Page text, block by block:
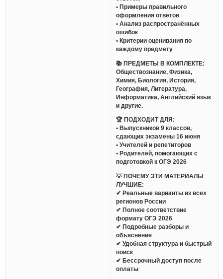
• Примеры правильного
оформления ответов
• Анализ распространённых
ошибок
• Критерии оценивания по
каждому предмету
📚 ПРЕДМЕТЫ В КОМПЛЕКТЕ:
Обществознание, Физика,
Химия, Биология, История,
География, Литература,
Информатика, Английский язык
и другие.
🏆 ПОДХОДИТ ДЛЯ:
• Выпускников 9 классов,
сдающих экзамены 16 июня
• Учителей и репетиторов
• Родителей, помогающих с
подготовкой к ОГЭ 2026
💡 ПОЧЕМУ ЭТИ МАТЕРИАЛЫ
ЛУЧШИЕ:
✔ Реальные варианты из всех
регионов России
✔ Полное соответствие
формату ОГЭ 2026
✔ Подробные разборы и
объяснения
✔ Удобная структура и быстрый
поиск
✔ Бессрочный доступ после
оплаты